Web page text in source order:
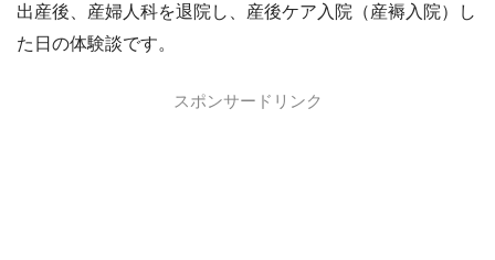
出産後、産婦人科を退院し、産後ケア入院（産褥入院）し
た日の体験談です。
スポンサードリンク